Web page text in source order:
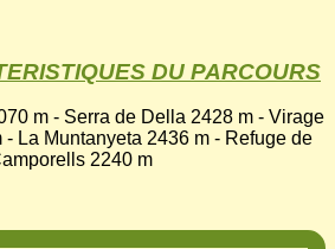
DU PARCOURS
m - Serra de Della 2428 m - Virage
La Muntanyeta 2436 m - Refuge de
2240 m